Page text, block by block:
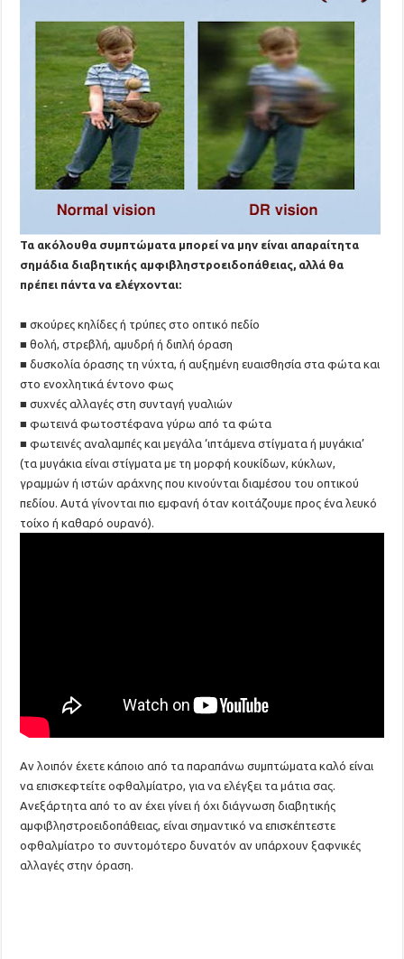
Τα ακόλουθα συμπτώματα μπορεί να μην είναι απαραίτητα
σημάδια διαβητικής αμφιβληστροειδοπάθειας, αλλά θα
πρέπει πάντα να ελέγχονται:
■ σκούρες κηλίδες ή τρύπες στο οπτικό πεδίο
■ θολή, στρεβλή, αμυδρή ή διπλή όραση
■ δυσκολία όρασης τη νύχτα, ή αυξημένη ευαισθησία στα φώτα και
στο ενοχλητικά έντονο φως
■ συχνές αλλαγές στη συνταγή γυαλιών
■ φωτεινά φωτοστέφανα γύρω από τα φώτα
■ φωτεινές αναλαμπές και μεγάλα ‘ιπτάμενα στίγματα ή μυγάκια’
(τα μυγάκια είναι στίγματα με τη μορφή κουκίδων, κύκλων,
γραμμών ή ιστών αράχνης που κινούνται διαμέσου του οπτικού
πεδίου. Αυτά γίνονται πιο εμφανή όταν κοιτάζουμε προς ένα λευκό
τοίχο ή καθαρό ουρανό).
Αν λοιπόν έχετε κάποιο από τα παραπάνω συμπτώματα καλό είναι
να επισκεφτείτε οφθαλμίατρο, για να ελέγξει τα μάτια σας.
Ανεξάρτητα από το αν έχει γίνει ή όχι διάγνωση διαβητικής
αμφιβληστροειδοπάθειας, είναι σημαντικό να επισκέπτεστε
οφθαλμίατρο το συντομότερο δυνατόν αν υπάρχουν ξαφνικές
αλλαγές στην όραση.